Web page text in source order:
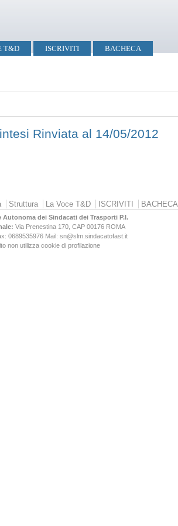
T&D ISCRIVITI
BACHECA
Rinviata al 14/05/2012
Struttura La Voce T&D ISCRIVITI BACHECA
Autonoma dei Sindacati dei Trasporti P.I.
Via Prenestina 170, CAP 00176ROMA
0689535976 Mail: sn@slm.sindacatofast.it
non utilizza cookie di profilazione